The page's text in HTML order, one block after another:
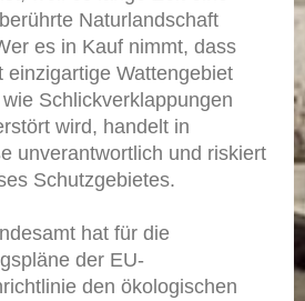
Naturlandschaft
es in Kauf nimmt, dass
einzigartige Wattengebiet
Schlickverklappungen
wird, handelt in
unverantwortlich und riskiert
Schutzgebietes.
hat für die
der EU-
den ökologischen